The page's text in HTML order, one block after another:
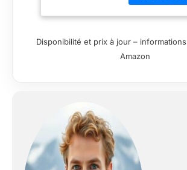
chaussures
24-35 cm
à
Dentées et en
Disponibilité et prix à jour –
Amazon